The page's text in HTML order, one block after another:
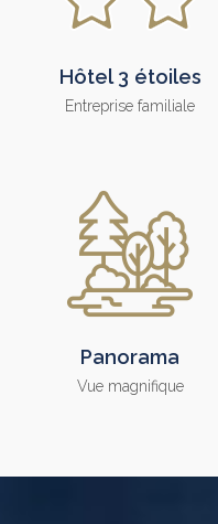
Hôtel 3 étoiles
Entreprise familiale
Panorama
Vue magnifique